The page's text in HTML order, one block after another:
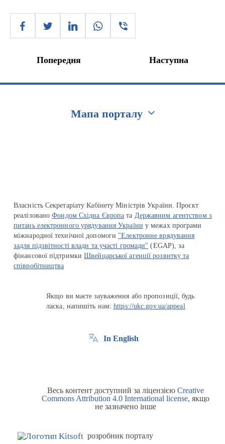
Попередня Наступна
Мапа порталу
Власність Секретаріату Кабінету Міністрів України. Проєкт
реалізованоФондом Східна Європа та Державним агентством з
питань електронного урядування України у межах програми
міжнародної технічної допомоги "Електронне врядування
задля підзвітності влади та участі громади" (EGAP), за
фінансової підтримкиШвейцарської агенції розвитку та
співробітництва
Якщо ви маєте зауваження або пропозиції, будь
ласка, напишіть нам:https://ukc.gov.ua/appeal
In English
Весь контент доступний за ліцензією Creative
Commons Attribution 4.0 International license, якщо
не зазначено інше
розробник порталу